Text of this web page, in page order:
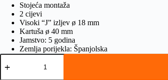
Stojeća montaža
2 cijevi
Visoki “J” izljev ø 18 mm
Kartuša ø 40 mm
Jamstvo: 5 godina
Zemlja porijekla: Španjolska